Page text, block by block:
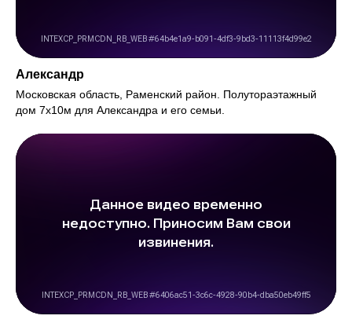
Александр
Московская область, Раменский район. Полутораэтажный
дом 7х10м для Александра и его семьи.